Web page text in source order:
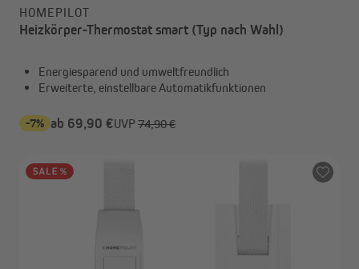
HOMEPILOT
Heizkörper-Thermostat smart (Typ nach Wahl)
Energiesparend und umweltfreundlich
Erweiterte, einstellbare Automatikfunktionen
-7% ab 69,90 €UVP 74,90 €